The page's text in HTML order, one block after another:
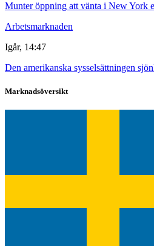
Munter öppning att vänta i New York
Arbetsmarknaden
Igår, 14:47
Den amerikanska sysselsättningen
Marknadsöversikt